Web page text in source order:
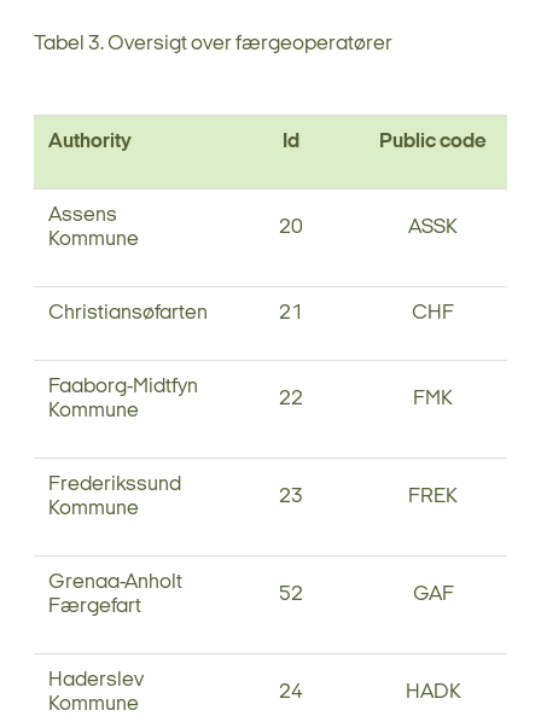
Tabel 3. Oversigt over færgeoperatører
Authority Id Public code
Assens
Kommune
20 ASSK
Christiansøfarten 21 CHF
Faaborg-Midtfyn
Kommune
22 FMK
Frederikssund
Kommune
23 FREK
Grenaa-Anholt
Færgefart
52 GAF
Haderslev
Kommune
24 HADK